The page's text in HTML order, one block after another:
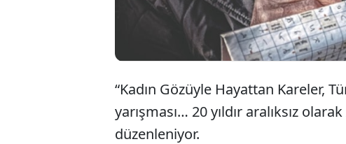
“Kadın Gözüyle Hayattan Kareler,
yarışması… 20 yıldır aralıksız
düzenleniyor.